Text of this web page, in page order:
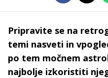
Pripravite se na
temi nasveti in
po tem močnem
najbolje izkoristiti